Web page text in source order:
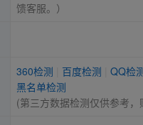
馈客服。）
360检测 百度检测
QQ检
黑名单检测
(第三方数据检测仅供参考